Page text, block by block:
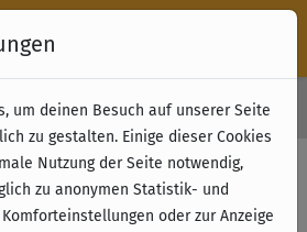
ab 49 € (innerhalb Deutschlands)
um deinen Besuch auf unserer Seite
zu gestalten. Einige dieser Cookies
Nutzung der Seite notwendig,
zu anonymen Statistik- und
oder zur Anzeige